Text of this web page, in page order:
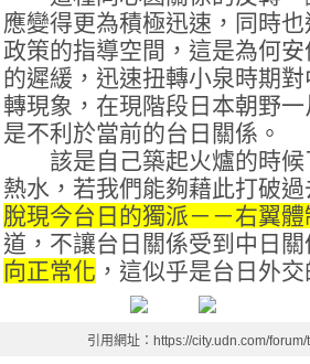
應變得更為積極迅速，同時
政策的指導空間，這是為何
的遲緩，迅速扭轉小泉時期
轉現象，在現階段日本朝野
是不利於當前的台日關係。
該是自己築起火爐的時候
熱水，若我們能夠藉此打破
脫現今台日的獨派－－右翼體
道，不讓台日關係受到中日
向正常化 ，這似乎是台日外
引用網址：https://city.udn.com/